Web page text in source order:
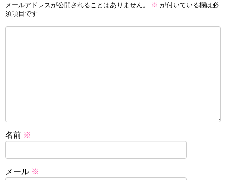
メールアドレスが公開されることはありません。 ※ が付いている欄は必
須項目です
名前 ※
メール ※